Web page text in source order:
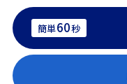
簡単60秒